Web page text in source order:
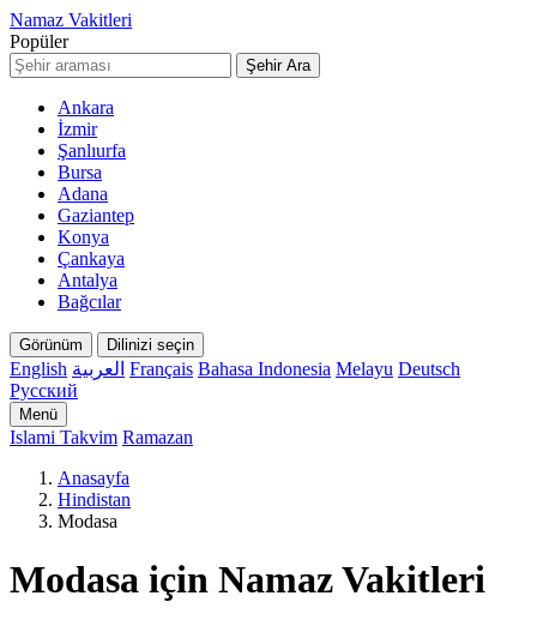
Namaz Vakitleri
Popüler
Şehir Ara
Ankara
İzmir
Şanlıurfa
Bursa
Adana
Gaziantep
Konya
Çankaya
Antalya
Bağcılar
Görünüm Dilinizi seçin
English العربية Français Bahasa Indonesia Melayu Deutsch
Русский
Menü
Islami Takvim Ramazan
Anasayfa
Hindistan
Modasa
Modasa için Namaz Vakitleri